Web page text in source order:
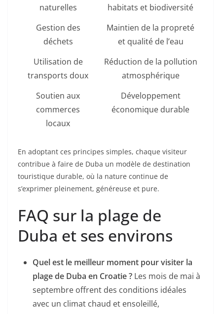
naturelles
habitats et biodiversité
Gestion des
déchets
Maintien de la propreté
et qualité de l’eau
Utilisation de
transports doux
Réduction de la pollution
atmosphérique
Soutien aux
commerces
locaux
Développement
économique durable
En adoptant ces principes simples, chaque visiteur
contribue à faire de Duba un modèle de destination
touristique durable, où la nature continue de
s’exprimer pleinement, généreuse et pure.
FAQ sur la plage de
Duba et ses environs
Quel est le meilleur moment pour visiter la
plage de Duba en Croatie ? Les mois de mai à
septembre offrent des conditions idéales
avec un climat chaud et ensoleillé,